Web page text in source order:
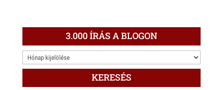
3.000 ÍRÁS A BLOGON
3.000
ÍRÁS
KERESÉS